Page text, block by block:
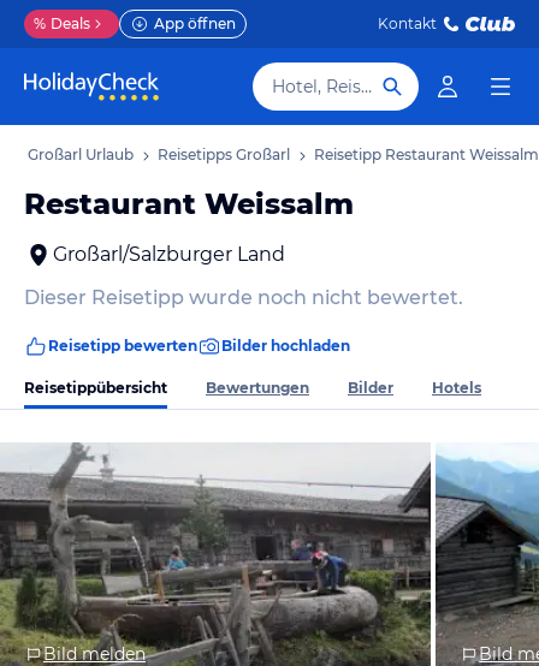
% Deals App öffnen Kontakt
Hotel, Reiseziel
Großarl Urlaub Reisetipps Großarl Reisetipp Restaurant Weissalm
Restaurant Weissalm
Großarl/Salzburger Land
Dieser Reisetipp wurde noch nicht bewertet.
Reisetipp bewerten Bilder hochladen
Reisetippübersicht Bewertungen Bilder Hotels
Bild melden Bild